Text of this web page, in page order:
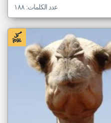
عدد الكلمات: ١٨٨